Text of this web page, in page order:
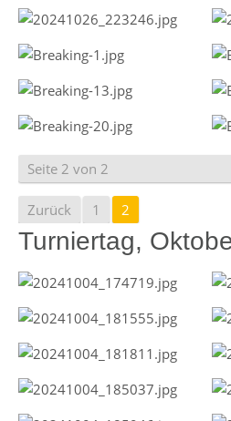
Seite 2 von 2
Zurück 1 2
Turniertag,